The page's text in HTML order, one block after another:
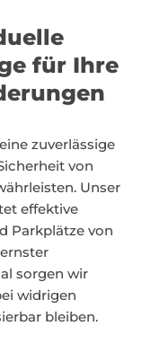
für Ihre
zuverlässige
von
Unser
effektive
Parkplätze von
sorgen wir
widrigen
bleiben.